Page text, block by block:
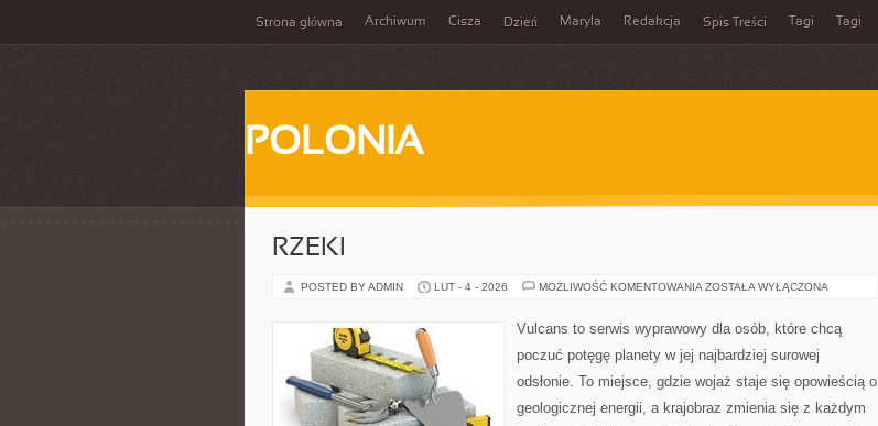
Strona główna Archiwum Cisza Dzień Maryla Redakcja Spis Treści Tagi Tagi
POLONIA
RZEKI
POSTED BY ADMIN LUT - 4 - 2026 MOŻLIWOŚĆ KOMENTOWANIA RZEKI
ZOSTAŁA WYŁĄCZONA
Vulcans to serwis wyprawowy dla osób, które chcą
poczuć potęgę planety w jej najbardziej surowej
odsłonie. To miejsce, gdzie wojaż staje się opowieścią o
geologicznej energii, a krajobraz zmienia się z każdym